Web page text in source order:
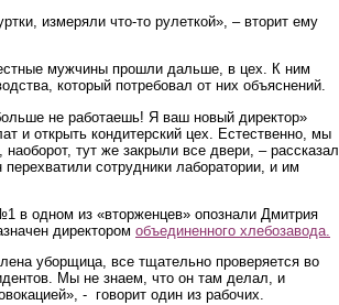
измеряли что-то рулеткой», – вторит ему
мужчины прошли дальше, в цех. К ним
который потребовал от них объяснений.
не работаешь! Я ваш новый директор»
и открыть кондитерский цех. Естественно, мы
наоборот, тут же закрыли все двери, – рассказал
сотрудники лаборатории, и им
в одном из «вторженцев» опознали Дмитрия
директором объединенного хлебозавода.
уборщица, все тщательно проверяется во
Мы не знаем, что он там делал, и
- говорит один из рабочих.